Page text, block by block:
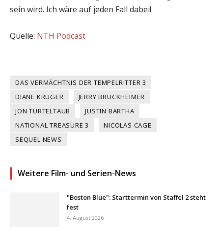
sein wird. Ich wäre auf jeden Fall dabei!
Quelle: NTH Podcast
DAS VERMÄCHTNIS DER TEMPELRITTER 3
DIANE KRUGER
JERRY BRUCKHEIMER
JON TURTELTAUB
JUSTIN BARTHA
NATIONAL TREASURE 3
NICOLAS CAGE
SEQUEL NEWS
Weitere Film- und Serien-News
"Boston Blue": Starttermin von Staffel 2 steht
fest
4. August 2026